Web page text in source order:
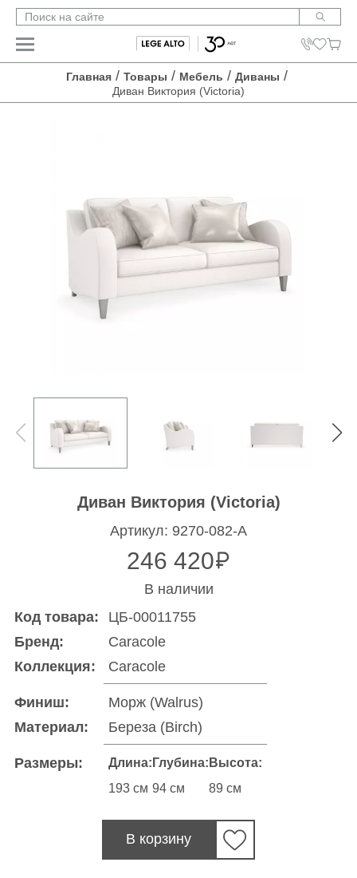
Главная/ Товары / Мебель / Диваны /
Диван Виктория (Victoria)
Диван Виктория (Victoria)
Артикул: 9270-082-A
246 420
В наличии
Код товара:
ЦБ-00011755
Бренд:
Caracole
Коллекция:
Caracole
Финиш:
Морж (Walrus)
Материал:
Береза (Birch)
Размеры:
Длина:
193 см
Глубина:
94 см
Высота:
89 см
В корзину